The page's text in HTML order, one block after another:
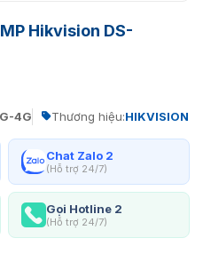
Hikvision DS-
4G Thương hiệu:HIKVISION
Chat Zalo 2
(Hỗ trợ 24/7)
Gọi Hotline 2
(Hỗ trợ 24/7)